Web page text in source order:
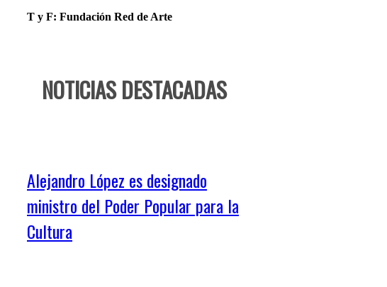
T y F: Fundación Red de Arte
NOTICIAS DESTACADAS
Alejandro López es designado
ministro del Poder Popular para la
Cultura